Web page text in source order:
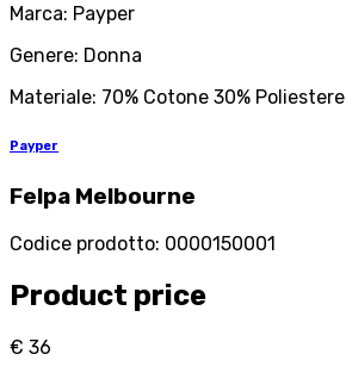
Marca: Payper
Genere: Donna
Materiale: 70% Cotone 30% Poliestere
Payper
Felpa Melbourne
Codice prodotto: 0000150001
Product price
€ 36